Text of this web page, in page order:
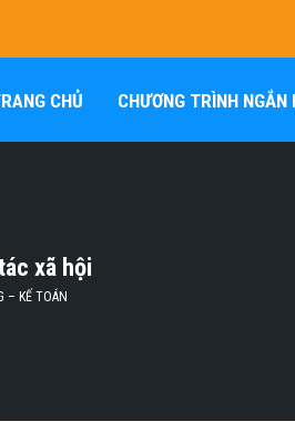
CHỦ CHƯƠNG TRÌNH NGẮN
xã hội
– KẾ TOÁN